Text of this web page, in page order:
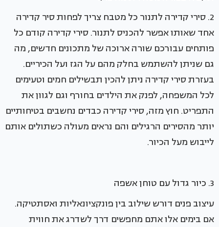
2. סירי קדירה לתנור כל מטבח צריך לפחות סיר קדירה
אחד שאותו אפשר להכניס לתנור. סירי קדירה קודם כל
פותחים עבורכם שורה ארוכה של מתכונים חדשים, מה
גם שניתן להשתמש בחלק מהם על הגז ועל הכיריים.
בעזרת סירי קדירה ניתן להכין תבשילים חמים וטעימים
לכל המשפחה, לפנק את הילדים בחורף וגם לגוון את
התפריט. חוץ מזה, סירי קדירה כבדים נחשבים בטיחותיים
יותר מהסירים הרגילים והם נראים מעולה כשתולים אותם
לייבוש מעל הכיור.
3. כיור גדול עם טוחן אשפה
עיצוב פנים דורש שילוב בין פונקציונאליות ואסתטיקה.
אם בימים אלו אתם מחפשים דרך לשדרג את חווית